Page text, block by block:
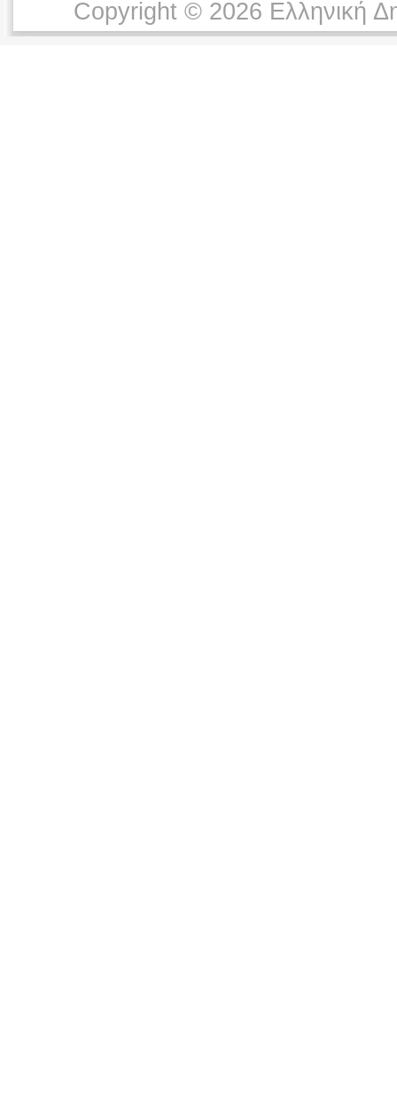
Copyright © 2026 Ελληνική